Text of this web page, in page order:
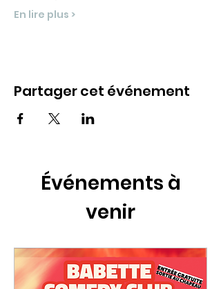
En lire plus >
Partager cet événement
Événements à
venir